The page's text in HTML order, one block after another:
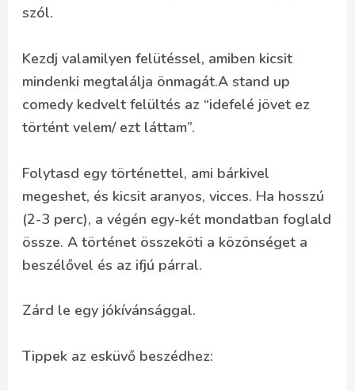
szól.
Kezdj valamilyen felütéssel, amiben kicsit
mindenki megtalálja önmagát.A stand up
comedy kedvelt felültés az “idefelé jövet ez
történt velem/ ezt láttam”.
Folytasd egy történettel, ami bárkivel
megeshet, és kicsit aranyos, vicces. Ha hosszú
(2-3 perc), a végén egy-két mondatban foglald
össze. A történet összeköti a közönséget a
beszélővel és az ifjú párral.
Zárd le egy jókívánsággal.
Tippek az esküvő beszédhez: